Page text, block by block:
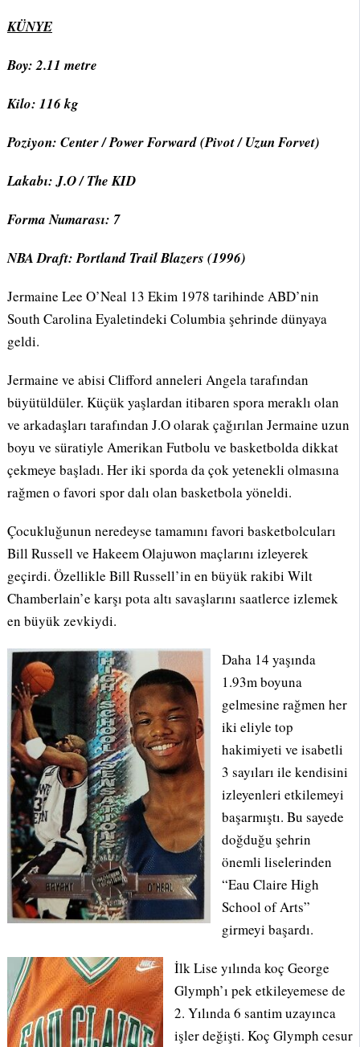
KÜNYE
Boy: 2.11 metre
Kilo: 116 kg
Poziyon: Center / Power Forward (Pivot / Uzun Forvet)
Lakabı: J.O / The KID
Forma Numarası: 7
NBA Draft: Portland Trail Blazers (1996)
Jermaine Lee O’Neal 13 Ekim 1978 tarihinde ABD’nin
South Carolina Eyaletindeki Columbia şehrinde dünyaya
geldi.
Jermaine ve abisi Clifford anneleri Angela tarafından
büyütüldüler. Küçük yaşlardan itibaren spora meraklı olan
ve arkadaşları tarafından J.O olarak çağırılan Jermaine uzun
boyu ve süratiyle Amerikan Futbolu ve basketbolda dikkat
çekmeye başladı. Her iki sporda da çok yetenekli olmasına
rağmen o favori spor dalı olan basketbola yöneldi.
Çocukluğunun neredeyse tamamını favori basketbolcuları
Bill Russell ve Hakeem Olajuwon maçlarını izleyerek
geçirdi. Özellikle Bill Russell’in en büyük rakibi Wilt
Chamberlain’e karşı pota altı savaşlarını saatlerce izlemek
en büyük zevkiydi.
Daha 14 yaşında
1.93m boyuna
gelmesine rağmen her
iki eliyle top
hakimiyeti ve isabetli
3 sayıları ile kendisini
izleyenleri etkilemeyi
başarmıştı. Bu sayede
doğduğu şehrin
önemli liselerinden
“Eau Claire High
School of Arts”
girmeyi başardı.
İlk Lise yılında koç George
Glymph’ı pek etkileyemese de
2. Yılında 6 santim uzayınca
işler değişti. Koç Glymph cesur